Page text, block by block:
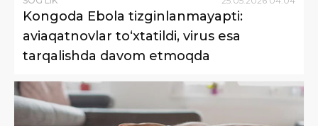
Kongoda Ebola tizginlanmayapti:
aviaqatnovlar to‘xtatildi, virus esa
tarqalishda davom etmoqda